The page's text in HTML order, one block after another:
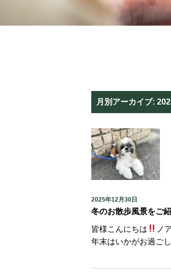
月別アーカイブ:
2025年12月30日
冬のお散歩風景をご
皆様こんにちは
ノ
年末はいかがお過